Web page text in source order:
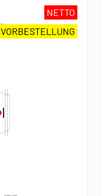
NETTO
VORBESTELLUNG